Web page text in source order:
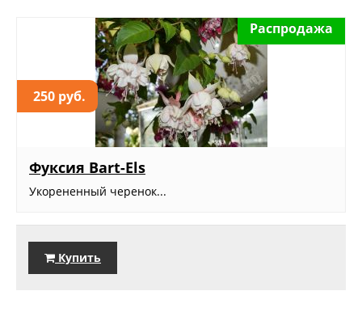
250 руб.
Распродажа
Фуксия Bart-Els
Укорененный черенок...
Купить